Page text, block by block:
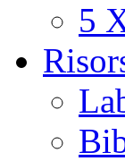
5